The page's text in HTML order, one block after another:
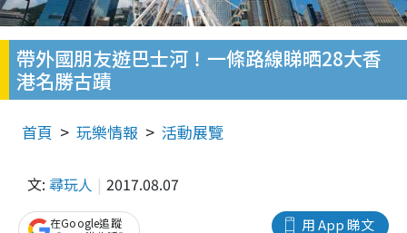
帶外國朋友遊巴士河！一條路線睇晒28大香
港名勝古蹟
首頁 玩樂情報 活動展覽
文: 尋玩人 2017.08.07
用 App 睇文
在Google追蹤